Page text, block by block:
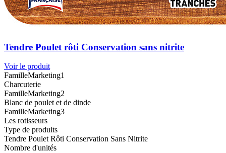
Tendre Poulet rôti Conservation sans nitrite
Voir le produit
FamilleMarketing1
Charcuterie
FamilleMarketing2
Blanc de poulet et de dinde
FamilleMarketing3
Les rotisseurs
Type de produits
Tendre Poulet Rôti Conservation Sans Nitrite
Nombre d'unités